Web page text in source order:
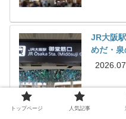
JR大阪
めだ・
トップページ 人気記事